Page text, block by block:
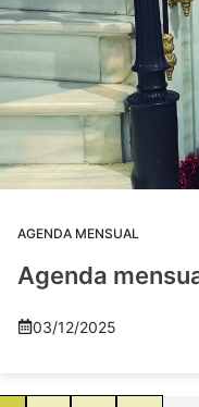
AGENDA MENSUAL
Agenda
03/12/2025